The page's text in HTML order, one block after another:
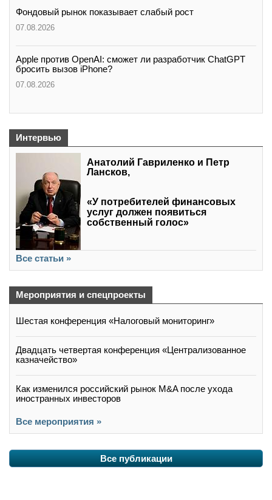
Фондовый рынок показывает слабый рост
07.08.2026
Apple против OpenAI: сможет ли разработчик ChatGPT
бросить вызов iPhone?
07.08.2026
Интервью
Анатолий Гавриленко и Петр
Лансков,
«У потребителей финансовых
услуг должен появиться
собственный голос»
Все статьи »
Мероприятия и спецпроекты
Шестая конференция «Налоговый мониторинг»
Двадцать четвертая конференция «Централизованное
казначейство»
Как изменился российский рынок M&A после ухода
иностранных инвесторов
Все мероприятия »
Все публикации